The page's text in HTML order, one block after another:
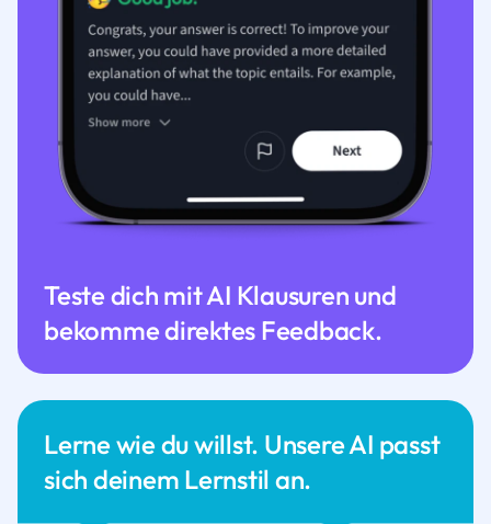
Lerne wie du willst. Unsere AI passt
sich deinem Lernstil an.
Teste dich mit AI Klausuren und
bekomme direktes Feedback.